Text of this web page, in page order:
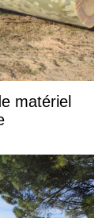
matériel